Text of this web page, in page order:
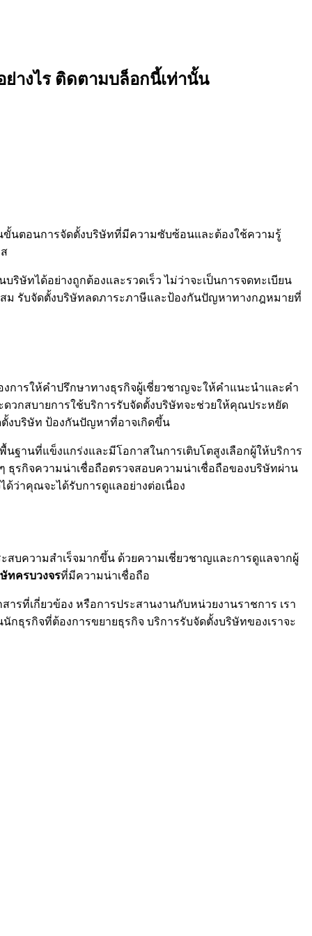
างไร ติดตามบล็อกนี้เท่านั้น
ขั้นตอนการจัดตั้งบริษัทที่มีความซับซ้อนและต้องใช้ความรู้
ษัทได้อย่างถูกต้องและรวดเร็ว ไม่ว่าจะเป็นการจดทะเบียน
ม รับจัดตั้งบริษัทลดภาระภาษีและป้องกันปัญหาทางกฎหมายที่
การให้คำปรึกษาทางธุรกิจผู้เชี่ยวชาญจะให้คำแนะนำและคำ
ดวกสบายการใช้บริการรับจัดตั้งบริษัทจะช่วยให้คุณประหยัด
ตั้งบริษัท ป้องกันปัญหาที่อาจเกิดขึ้น
ฐานที่แข็งแกร่งและมีโอกาสในการเติบโตสูงเลือกผู้ให้บริการ
รกิจความน่าเชื่อถือตรวจสอบความน่าเชื่อถือของบริษัทผ่าน
ว่าคุณจะได้รับการดูแลอย่างต่อเนื่อง
บความสำเร็จมากขึ้น ด้วยความเชี่ยวชาญและการดูแลจากผู้
ทครบวงจรที่มีความน่าเชื่อถือ
รที่เกี่ยวข้อง หรือการประสานงานกับหน่วยงานราชการ เรา
ธุรกิจที่ต้องการขยายธุรกิจ บริการรับจัดตั้งบริษัทของเราจะ